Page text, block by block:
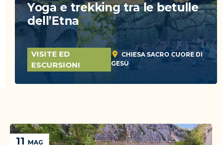
Yoga e trekking tra le betulle
dell’Etna
VISITE ED
ESCURSIONI
CHIESA SACRO CUORE DI
GESÙ
11 MAG